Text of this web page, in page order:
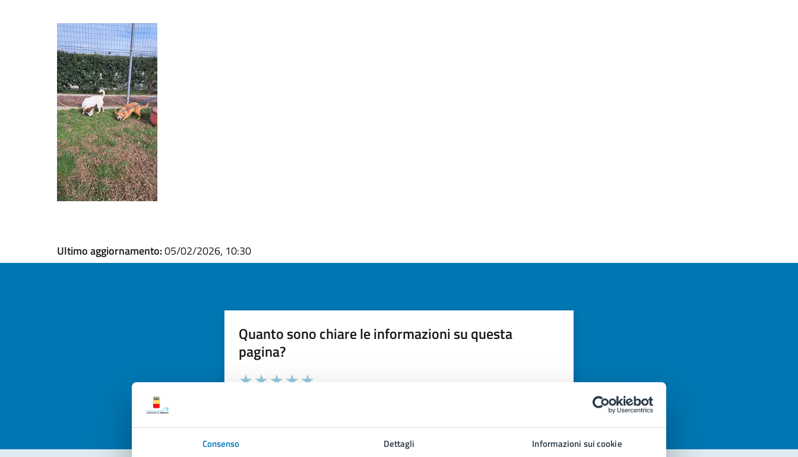
Consenso Dettagli Informazioni sui cookie
Ultimo aggiornamento:05/02/2026, 10:30
Quanto sono chiare le informazioni su questa
pagina?
Valuta la chiarezza delle informazioni (da 1 a 5 stelle)
Seleziona il numero di stelle per valutare la chiarezza delle informazioni